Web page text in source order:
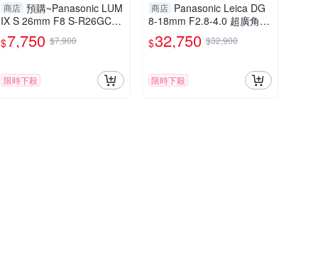
商店 預購~Panasonic LUM
IX S 26mm F8 S-R26GC
(公司貨,SR26GC)
$7,750 $7,900
限時下殺
商店 Panasonic Leica DG
8-18mm F2.8-4.0 超廣角變
焦鏡(8-18,公司貨)
$32,750 $32,900
限時下殺